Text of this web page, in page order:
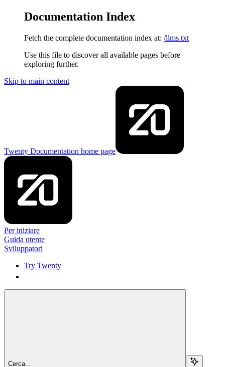
Documentation Index
Fetch the complete documentation index at: /llms.txt
Use this file to discover all available pages before
exploring further.
Skip to main content
Twenty Documentation home page
Per iniziare
Guida utente
Sviluppatori
Try Twenty
Cerca...